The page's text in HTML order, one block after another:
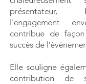
présentateur,
l'engagement
contribue de
succès de
Elle souligne
contribution de